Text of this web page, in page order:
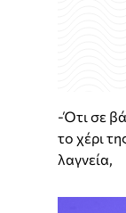
-Ότι σε
το χέρι
λαγνεία,